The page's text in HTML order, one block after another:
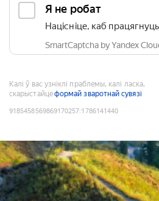
Я не робат
Націсніце, каб працягнуць
SmartCaptcha by Yandex
Калі ў вас узніклі праблемы, калі ласка,
скарыстайцеформай зваротнай сувязі
9185458569869170257:1786141440